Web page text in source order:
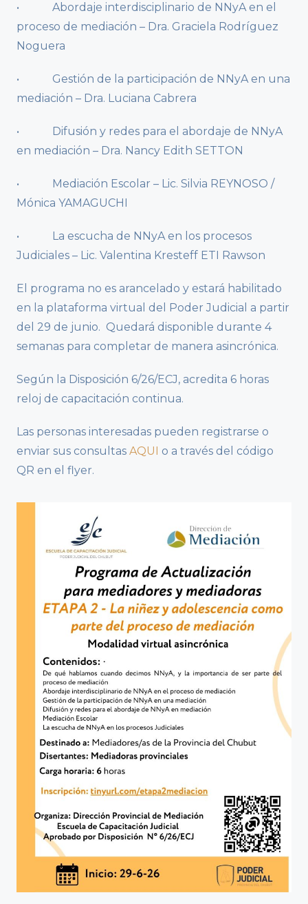
• Abordaje interdisciplinario de NNyA en el
proceso de mediación – Dra. Graciela Rodríguez
Noguera
• Gestión de la participación de NNyA en una
mediación – Dra. Luciana Cabrera
• Difusión y redes para el abordaje de NNyA
en mediación – Dra. Nancy Edith SETTON
• Mediación Escolar – Lic. Silvia REYNOSO /
Mónica YAMAGUCHI
• La escucha de NNyA en los procesos
Judiciales – Lic. Valentina Kresteff ETI Rawson
El programa no es arancelado y estará habilitado
en la plataforma virtual del Poder Judicial a partir
del 29 de junio. Quedará disponible durante 4
semanas para completar de manera asincrónica.
Según la Disposición 6/26/ECJ, acredita 6 horas
reloj de capacitación continua.
Las personas interesadas pueden registrarse o
enviar sus consultas AQUI
o a través del código
QR en el flyer.